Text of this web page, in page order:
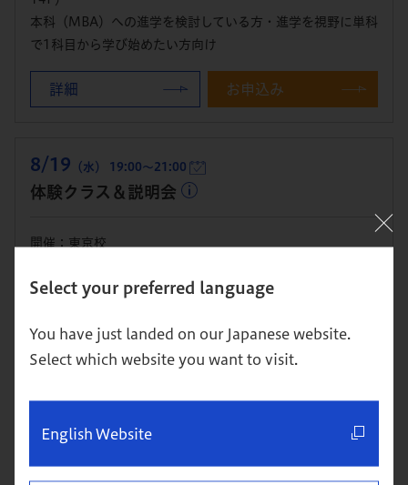
Select your preferred language
You have just landed on our Japanese website.
Select which website you want to visit.
English Website
本科（MBA）への進学を検討している方・進学を視野に単科
で1科目から学び始めたい方向け
詳細 お申込み
8/19 （水） 19:00～21:00
体験クラス＆説明会
開催：東京校
で1科目から学び始めたい方向け
詳細 お申込み
体験クラス＆説明会